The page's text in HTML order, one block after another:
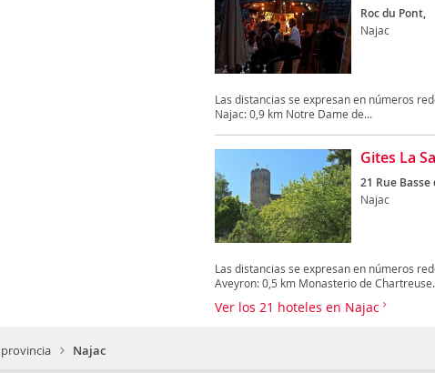
Roc du Pont,
Najac
Las distancias se expresan en números
Najac: 0,9 km Notre Dame de...
Gites La
21 Rue Basse
Najac
Las distancias se expresan en números
Aveyron: 0,5 km Monasterio de
Ver los 21 hoteles en Najac
Najac